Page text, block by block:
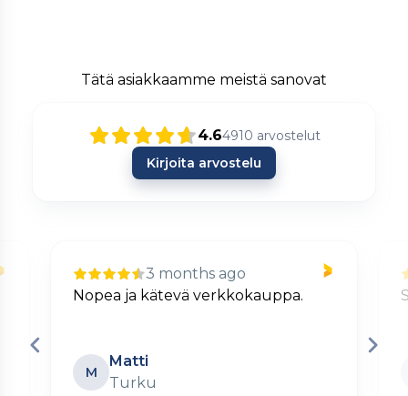
Tätä asiakkaamme meistä sanovat
4.64910 arvostelut
Kirjoita arvostelu
3 months ago
Nopea ja kätevä verkkokauppa.
M
Matti
Turku